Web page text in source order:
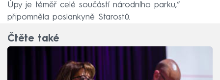
Úpy je téměř celé součástí národního parku,“
připomněla poslankyně Starostů.
Čtěte také